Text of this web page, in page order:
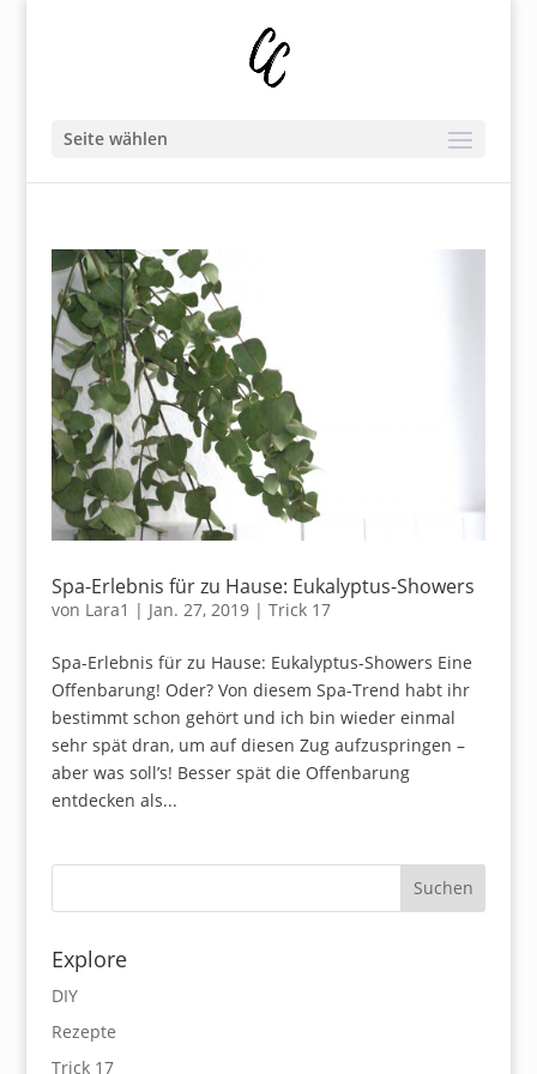
Seite wählen
Spa-Erlebnis für zu Hause: Eukalyptus-Showers
von Lara1 | Jan. 27, 2019| Trick 17
Spa-Erlebnis für zu Hause: Eukalyptus-Showers Eine
Offenbarung! Oder? Von diesem Spa-Trend habt ihr
bestimmt schon gehört und ich bin wieder einmal
sehr spät dran, um auf diesen Zug aufzuspringen –
aber was soll’s! Besser spät die Offenbarung
entdecken als...
Explore
DIY
Rezepte
Trick 17